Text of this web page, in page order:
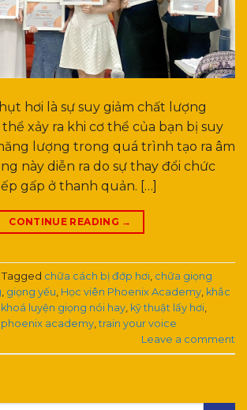
hơi là sự suy giảm chất lượng
xảy ra khi cơ thể của bạn bị suy
lượng trong quá trình tạo ra âm
này diễn ra do sự thay đổi chức
gấp ở thanh quản. […]
CONTINUE READING →
Tagged chữa cách bị đớp hơi chữa giọng
giọng yếu Học viên Phoenix Academy khắc
khoá luyện giọng nói hay kỹ thuật lấy hơi
phoenix academy ,train your voice
Leave a comment